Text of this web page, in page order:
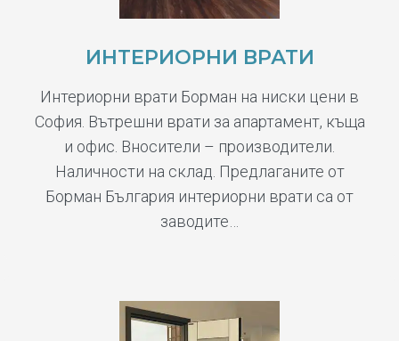
ИНТЕРИОРНИ ВРАТИ
Интериорни врати Борман на ниски цени в
София. Вътрешни врати за апартамент, къща
и офис. Вносители – производители.
Наличности на склад. Предлаганите от
Борман България интериорни врати са от
заводите…